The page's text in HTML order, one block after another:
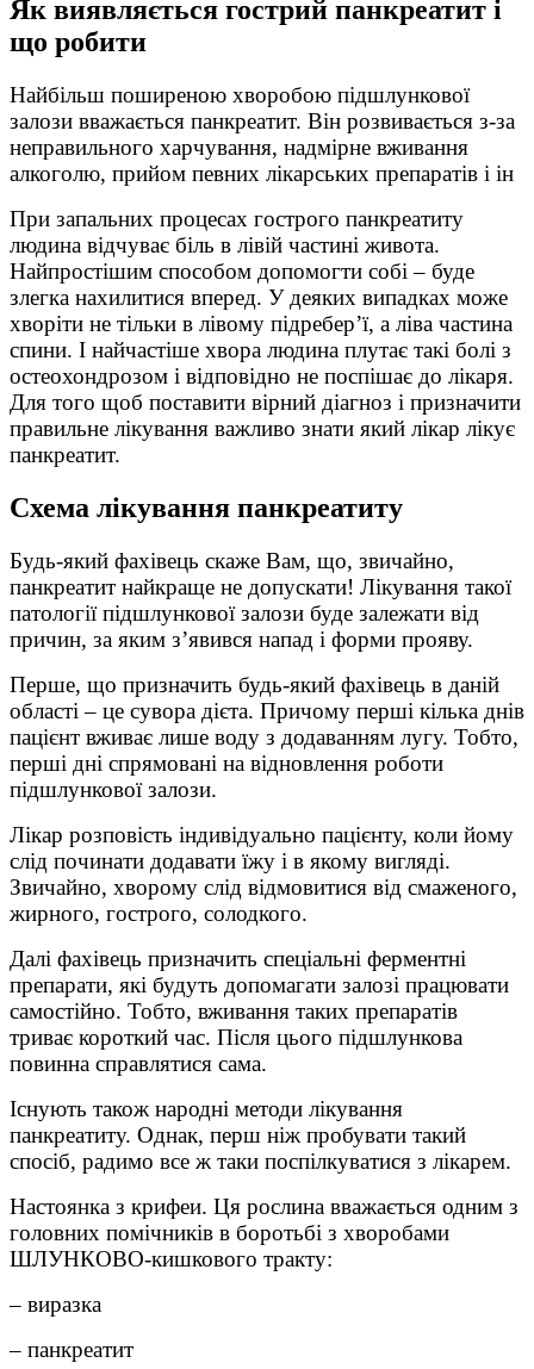
Як виявляється гострий панкреатит і
що робити
Найбільш поширеною хворобою підшлункової
залози вважається панкреатит. Він розвивається з-за
неправильного харчування, надмірне вживання
алкоголю, прийом певних лікарських препаратів і ін
При запальних процесах гострого панкреатиту
людина відчуває біль в лівій частині живота.
Найпростішим способом допомогти собі – буде
злегка нахилитися вперед. У деяких випадках може
хворіти не тільки в лівому підребер’ї, а ліва частина
спини. І найчастіше хвора людина плутає такі болі з
остеохондрозом і відповідно не поспішає до лікаря.
Для того щоб поставити вірний діагноз і призначити
правильне лікування важливо знати який лікар лікує
панкреатит.
Схема лікування панкреатиту
Будь-який фахівець скаже Вам, що, звичайно,
панкреатит найкраще не допускати! Лікування такої
патології підшлункової залози буде залежати від
причин, за яким з’явився напад і форми прояву.
Перше, що призначить будь-який фахівець в даній
області – це сувора дієта. Причому перші кілька днів
пацієнт вживає лише воду з додаванням лугу. Тобто,
перші дні спрямовані на відновлення роботи
підшлункової залози.
Лікар розповість індивідуально пацієнту, коли йому
слід починати додавати їжу і в якому вигляді.
Звичайно, хворому слід відмовитися від смаженого,
жирного, гострого, солодкого.
Далі фахівець призначить спеціальні ферментні
препарати, які будуть допомагати залозі працювати
самостійно. Тобто, вживання таких препаратів
триває короткий час. Після цього підшлункова
повинна справлятися сама.
Існують також народні методи лікування
панкреатиту. Однак, перш ніж пробувати такий
спосіб, радимо все ж таки поспілкуватися з лікарем.
Настоянка з крифеи. Ця рослина вважається одним з
головних помічників в боротьбі з хворобами
ШЛУНКОВО-кишкового тракту:
– виразка
– панкреатит